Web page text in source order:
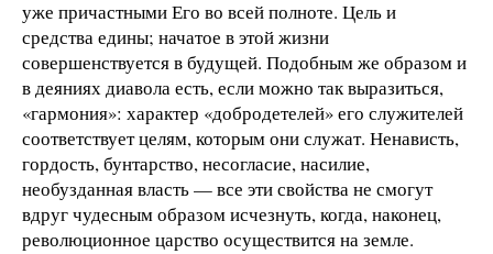
уже причастными Его во всей полноте. Цель и
средства едины; начатое в этой жизни
совершенствуется в будущей. Подобным же образом и
в деяниях диавола есть, если можно так выразиться,
«гармония»: характер «добродетелей» его служителей
соответствует целям, которым они служат. Ненависть,
гордость, бунтарство, несогласие, насилие,
необузданная власть — все эти свойства не смогут
вдруг чудесным образом исчезнуть, когда, наконец,
революционное царство осуществится на земле.